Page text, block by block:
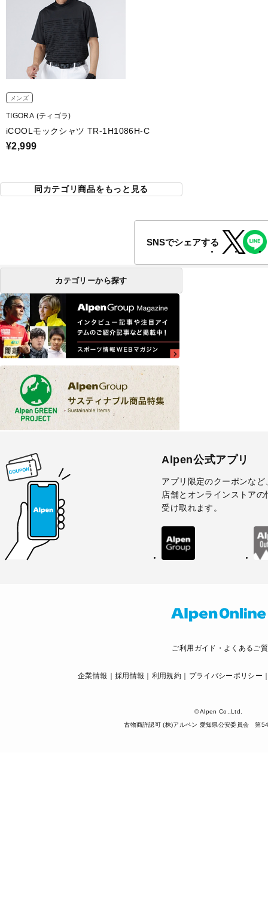
メンズ
TIGORA (ティゴラ)
iCOOLモックシャツ TR-1H1086H-C
¥2,999
同カテゴリ商品をもっと見る
SNSでシェアする
カテゴリーから探す
Alpen公式アプリ
アプリ限定のクーポンなど
店舗とオンラインストアの
受け取れます。
ご利用ガイド・よくあるご
企業情報 採用情報 利用規約 プライバシーポリシー
© Alpen Co.,Ltd.
古物商許認可 (株)アルペン 愛知県公安委員会 第